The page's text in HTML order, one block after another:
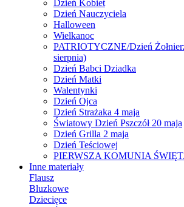
Dzień Kobiet
Dzień Nauczyciela
Halloween
Wielkanoc
PATRIOTYCZNE/Dzień
sierpnia)
Dzień Babci Dziadka
Dzień Matki
Walentynki
Dzień Ojca
Dzień Strażaka 4 maja
Światowy Dzień Pszczół 20 maja
Dzień Grilla 2 maja
Dzień Teściowej
PIERWSZA KOMUNIA
Inne materiały
Flausz
Bluzkowe
Dziecięce